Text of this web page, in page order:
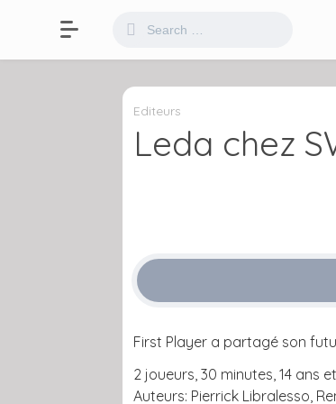
Editeurs
Leda chez
First Player a partagé son
2 joueurs, 30 minutes, 14 ans
Auteurs: Pierrick Libralesso,